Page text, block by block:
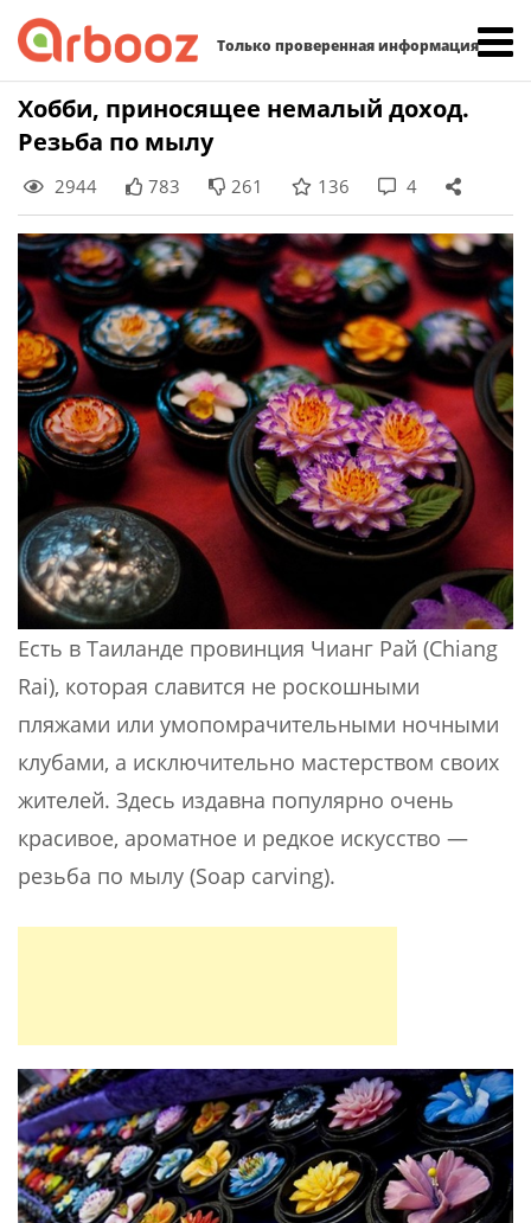
Только проверенная информация
Skip
Хобби, приносящее немалый доход.
Резьба по мылу
2944 783 261 136 4
Есть в Таиланде провинция Чианг Рай (Chiang
Rai), которая славится не роскошными
пляжами или умопомрачительными ночными
клубами, а исключительно мастерством своих
жителей. Здесь издавна популярно очень
красивое, ароматное и редкое искусство —
резьба по мылу (Soap carving).
Найти: